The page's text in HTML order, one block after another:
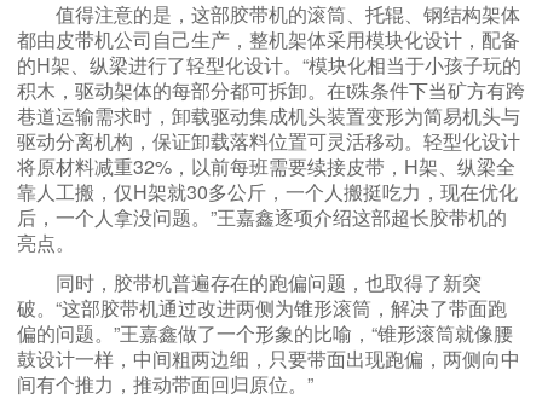
值得注意的是，这部胶带机的滚筒、托辊、钢结构架体
都由皮带机公司自己生产，整机架体采用模块化设计，配备
的H架、纵梁进行了轻型化设计。“模块化相当于小孩子玩的
积木，驱动架体的每部分都可拆卸。在t殊条件下当矿方有跨
巷道运输需求时，卸载驱动集成机头装置变形为简易机头与
驱动分离机构，保证卸载落料位置可灵活移动。轻型化设计
将原材料减重32%，以前每班需要续接皮带，H架、纵梁全
靠人工搬，仅H架就30多公斤，一个人搬挺吃力，现在优化
后，一个人拿没问题。”王嘉鑫逐项介绍这部超长胶带机的
亮点。
同时，胶带机普遍存在的跑偏问题，也取得了新突
破。“这部胶带机通过改进两侧为锥形滚筒，解决了带面跑
偏的问题。”王嘉鑫做了一个形象的比喻，“锥形滚筒就像腰
鼓设计一样，中间粗两边细，只要带面出现跑偏，两侧向中
间有个推力，推动带面回归原位。”